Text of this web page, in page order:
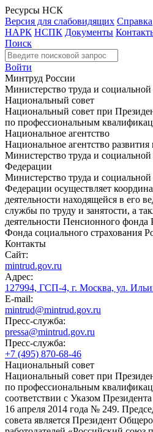
Ресурсы НСК
Версия для слабовидящих Справка
НАРК НСПК Документы
Поиск
Войти
Минтруд России
Министерство труда и
Национальный совет
Национальный совет при
по профессиональным
Национальное агентство
Национальное агентство
Министерство труда и
Федерации
Министерство труда и
Федерации осуществляет
деятельности находящейся в его
службы по труду и занятости, а
деятельности Пенсионного
Фонда социального страхования
Контакты
Сайт:
mintrud.gov.ru
Адрес:
127994, ГСП-4, г. Москва, ул.
E-mail:
mintrud@mintrud.gov.ru
Пресс-служба:
pressa@mintrud.gov.ru
Пресс-служба:
+7 (495) 870-68-46
Национальный совет
Национальный совет при
по профессиональным
соответствии с Указом
16 апреля 2014 года № 249.
совета является Президент